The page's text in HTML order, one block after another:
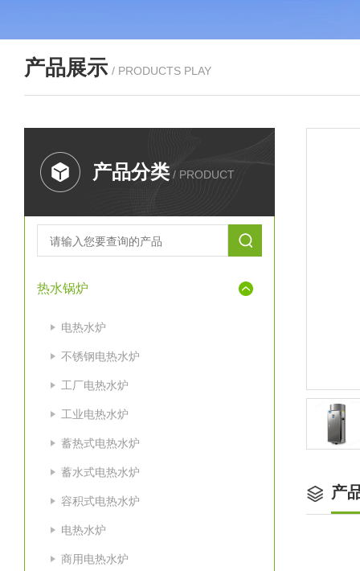
产品展示 / PRODUCTS PLAY
产品分类 / PRODUCT
热水锅炉
电热水炉
不锈钢电热水炉
工厂电热水炉
工业电热水炉
蓄热式电热水炉
蓄水式电热水炉
容积式电热水炉
电热水炉
商用电热水炉
产